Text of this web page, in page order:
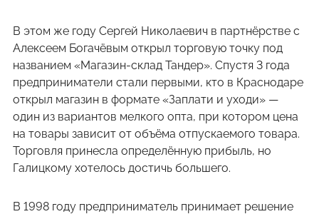
В этом же году Сергей Николаевич в партнёрстве с
Алексеем Богачёвым открыл торговую точку под
названием «Магазин-склад Тандер». Спустя 3 года
предприниматели стали первыми, кто в Краснодаре
открыл магазин в формате «Заплати и уходи» —
один из вариантов мелкого опта, при котором цена
на товары зависит от объёма отпускаемого товара.
Торговля принесла определённую прибыль, но
Галицкому хотелось достичь большего.
В 1998 году предприниматель принимает решение